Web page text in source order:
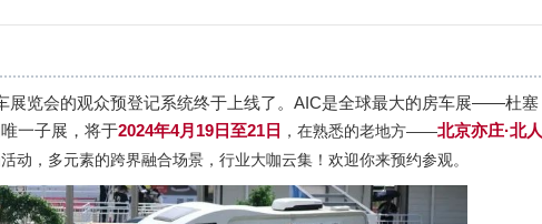
展览会的观众预登记系统终于上线了。AIC是全球最大的房车展——杜塞
一子展，将于2024年4月19日至21日 ，在熟悉的老地方——北京亦庄·北人
动，多元素的跨界融合场景，行业大咖云集！欢迎你来预约参观。